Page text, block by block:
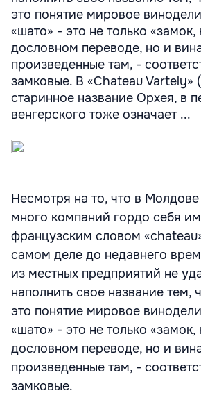
это понятие мировое
«шато» - это не только «замок,
дословном переводе, но и
произведенные там, -
замковые. В «Chateau Vartely»
старинное название Орхея, в
венгерского тоже означает ...
Несмотря на то, что в Молдове
много компаний гордо себя
французским словом
самом деле до недавнего
из местных предприятий не
наполнить свое название тем,
это понятие мировое
«шато» - это не только «замок,
дословном переводе, но и
произведенные там, -
замковые.